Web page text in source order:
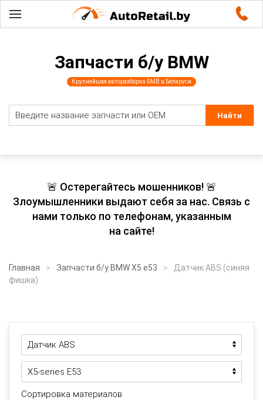
Запчасти б/у BMW
Крупнейшая авторазборка БМВ в Беларуси
🚨 Остерегайтесь мошенников! 🚨
Злоумышленники выдают себя за нас. Связь с
нами только по телефонам, указанным
на сайте!
Главная Запчасти б/у BMW X5 e53
Датчик ABS (синяя
фишка)
Сортировка материалов